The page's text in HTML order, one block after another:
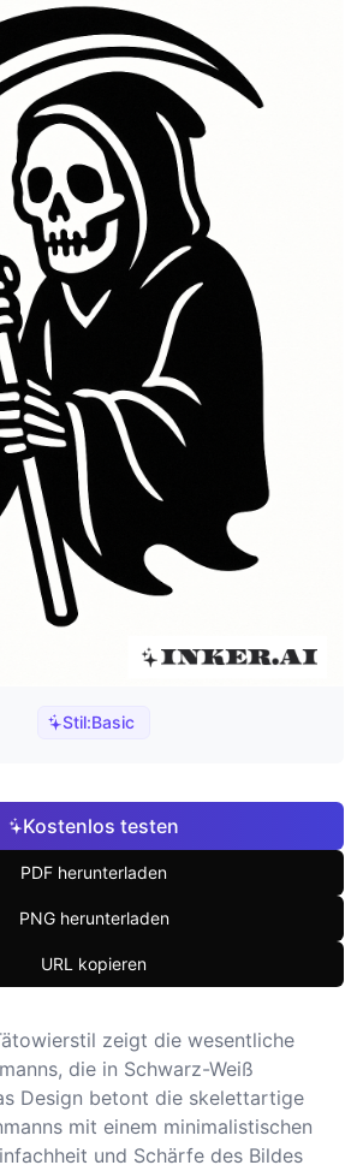
Stil:Basic
Kostenlos testen
PDF herunterladen
PNG herunterladen
URL kopieren
zeigt die wesentliche
die in Schwarz-Weiß
Design betont die skelettartige
mit einem minimalistischen
und Schärfe des Bildes